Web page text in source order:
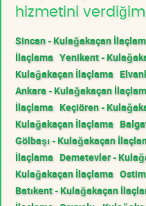
hizmetini
Sincan - Kulağakaçan
İlaçlama Yenikent -
Kulağakaçan İlaçlama
Ankara - Kulağakaçan
İlaçlama Keçiören -
Kulağakaçan İlaçlama
Gölbaşı - Kulağakaçan
İlaçlama Demetevler -
Kulağakaçan İlaçlama
Batıkent - Kulağakaçan